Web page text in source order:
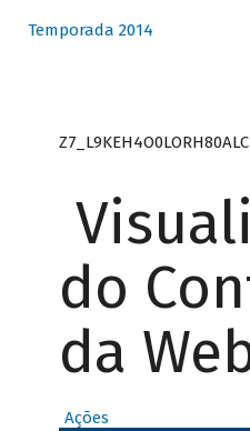
Temporada 2014
do
da
Ações